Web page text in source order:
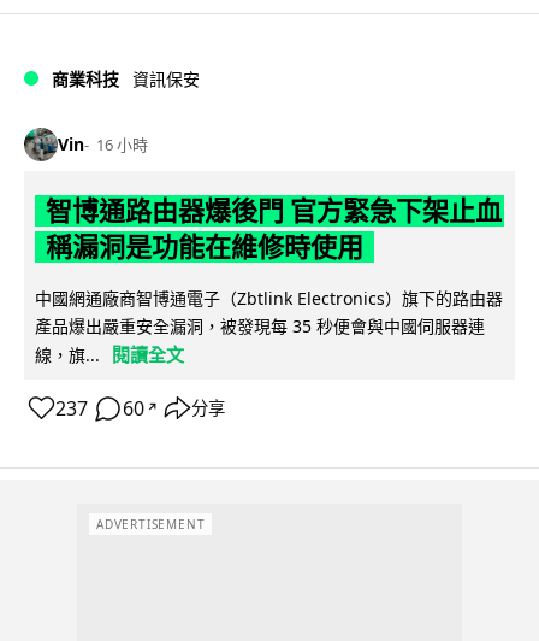
商業科技 資訊保安
Vin 16 小時
智博通路由器爆後門 官方緊急下架止血
稱漏洞是功能在維修時使用
中國網通廠商智博通電子（Zbtlink Electronics）旗下的路由器
產品爆出嚴重安全漏洞，被發現每 35 秒便會與中國伺服器連
線，旗...
閱讀全文
237 60 ↗ 分享
ADVERTISEMENT